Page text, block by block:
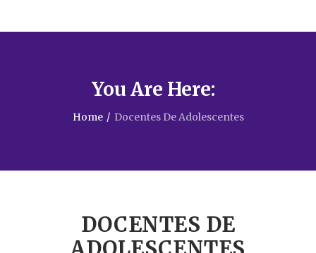
You Are Here:
Home / Docentes De Adolescentes
DOCENTES DE